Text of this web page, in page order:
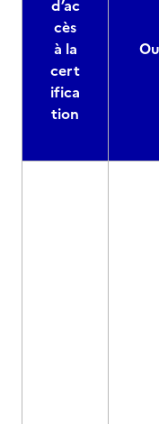
d’ac
cès
à la
cert
ifica
tion